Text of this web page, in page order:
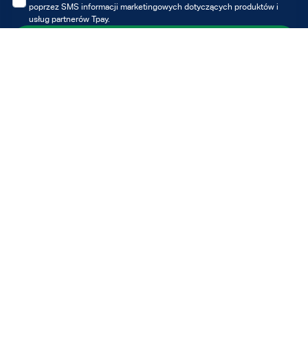
poprzez SMS informacji marketingowych dotyczących produktów i
usług partnerów Tpay.